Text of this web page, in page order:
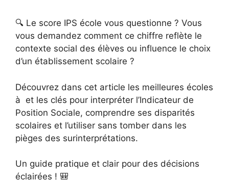
🔍 Le score IPS école vous questionne ? Vous
vous demandez comment ce chiffre reflète le
contexte social des élèves ou influence le choix
d’un établissement scolaire ?
Découvrez dans cet article les meilleures écoles
à et les clés pour interpréter l’Indicateur de
Position Sociale, comprendre ses disparités
scolaires et l’utiliser sans tomber dans les
pièges des surinterprétations.
Un guide pratique et clair pour des décisions
éclairées ! 🎒